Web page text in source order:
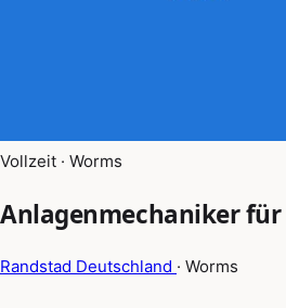
Vollzeit · Worms
Anlagenmechaniker
Randstad Deutschland · Worms